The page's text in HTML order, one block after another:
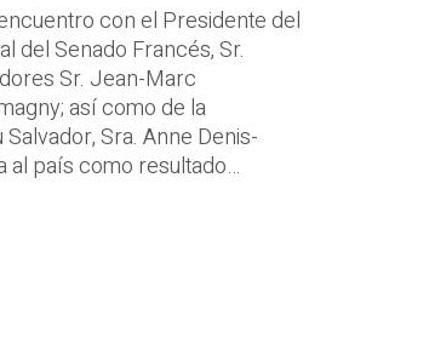
con el Presidente del
del Senado Francés, Sr.
Sr. Jean-Marc
así como de la
Sra. Anne Denis-
al país como resultado…